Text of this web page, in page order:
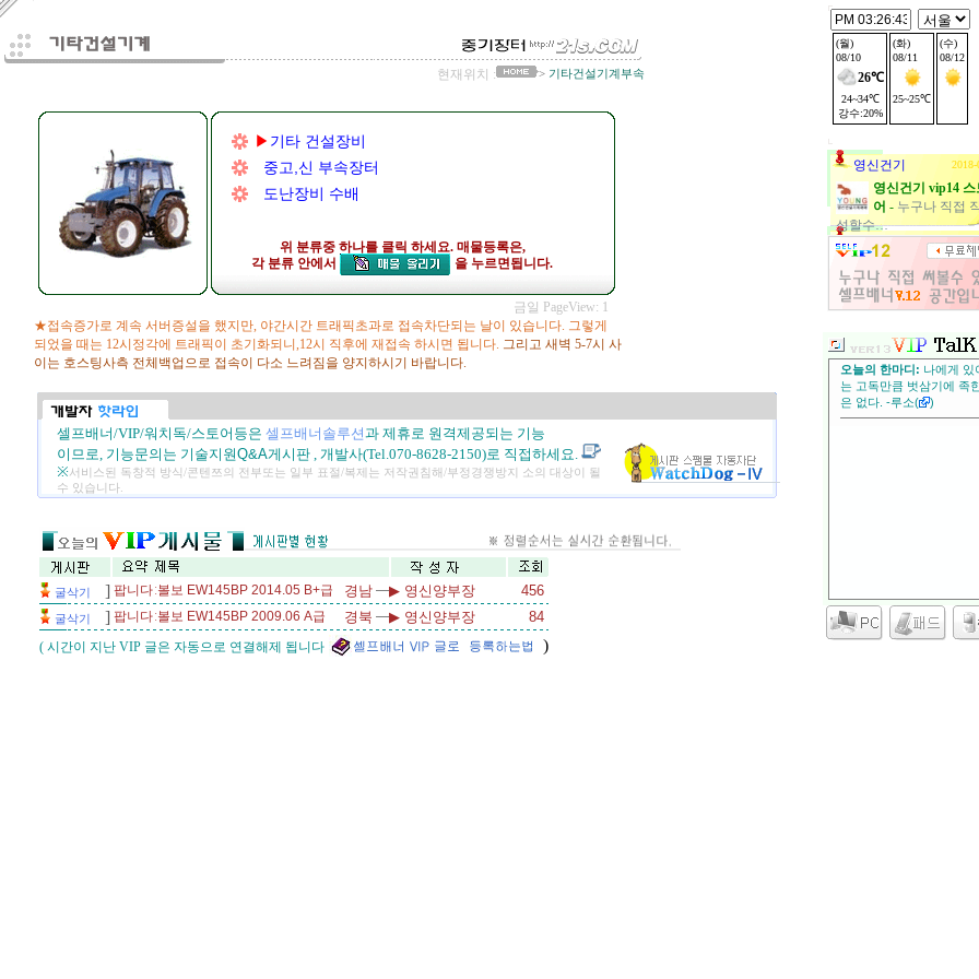
영신건기 2018-
영신건기 vip14 스
어 - 누구나 직접
성할수…
현재위치 : > 기타건설기계부속
▶ 기타 건설장비
중고,신 부속장터
도난장비 수배
위 분류중 하나를 클릭 하세요. 매물등록은,
각 분류 안에서
을 누르면됩니다.
금일 PageView: 1
★접속증가로 계속 서버증설을 했지만, 야간시간 트래픽초과로 접속차단되는 날이 있습니다. 그렇게
되었을 때는 12시정각에 트래픽이 초기화되니,12시 직후에 재접속 하시면 됩니다. 그리고 새벽 5-7시 사
이는 호스팅사측 전체백업으로 접속이 다소 느려짐을 양지하시기 바랍니다.
셀프배너/VIP/워치독/스토어등은 셀프배너솔루션과 제휴로 원격제공되는 기능
이므로, 기능문의는 기술지원Q&A게시판 , 개발사(Tel.070-8628-2150)로 직접하세요.
※서비스된 독창적 방식/콘텐쯔의 전부또는 일부 표절/복제는 저작권침해/부정경쟁방지 소의 대상이 될
수 있습니다.
굴삭기 ] 팝니다ː볼보 EW145BP 2014.05 B+급 경남 ▶ 영신양부장 456
굴삭기 ] 팝니다ː볼보 EW145BP 2009.06 A급 경북 ▶ 영신양부장 84
( 시간이 지난 VIP 글은 자동으로 연결해제 됩니다 )